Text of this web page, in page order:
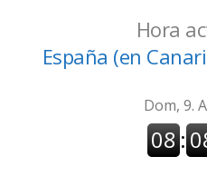
Hora
España (en